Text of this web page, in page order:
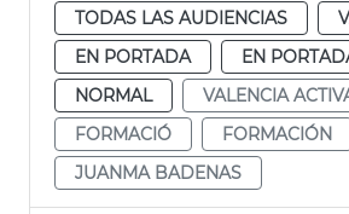
TODAS LAS AUDIENCIAS
EN PORTADA
EN
NORMAL
VALENCIA
FORMACIÓ
FORMACIÓN
JUANMA BADENAS